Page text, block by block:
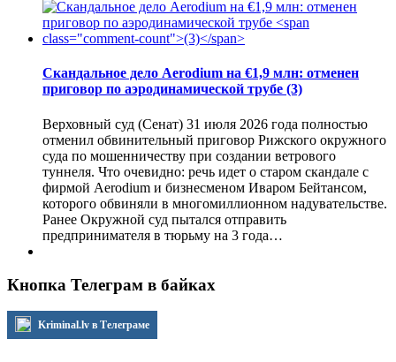
Скандальное дело Aerodium на €1,9 млн: отменен
приговор по аэродинамической трубе (3)
Верховный суд (Сенат) 31 июля 2026 года полностью
отменил обвинительный приговор Рижского окружного
суда по мошенничеству при создании ветрового
туннеля. Что очевидно: речь идет о старом скандале с
фирмой Aerodium и бизнесменом Иваром Бейтансом,
которого обвиняли в многомиллионном надувательстве.
Ранее Окружной суд пытался отправить
предпринимателя в тюрьму на 3 года…
Кнопка Телеграм в байках
Kriminal.lv в Телеграме